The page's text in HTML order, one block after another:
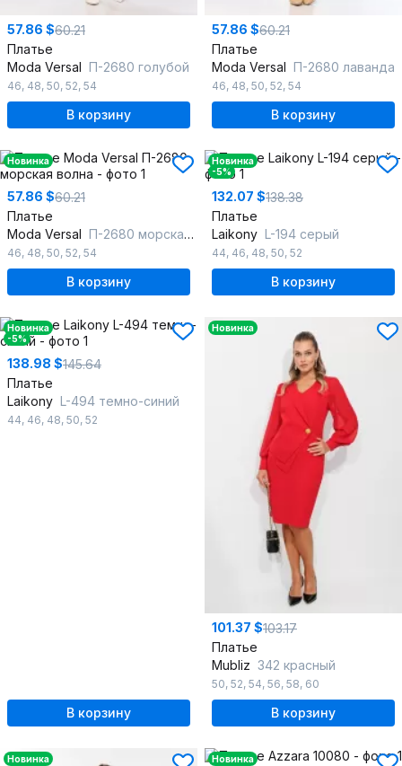
57.86 $60.21
Платье
Moda Versal П-2680 голубой
46, 48, 50, 52, 54
В корзину
57.86 $60.21
Платье
Moda Versal П-2680 лаванда
46, 48, 50, 52, 54
В корзину
Новинка
57.86 $60.21
Платье
Moda Versal П-2680 морская волна
46, 48, 50, 52, 54
В корзину
Новинка
-5%
132.07 $138.38
Платье
Laikony L-194 серый
44, 46, 48, 50, 52
В корзину
Новинка
-5%
138.98 $145.64
Платье
Laikony L-494 темно-синий
44, 46, 48, 50, 52
В корзину
Новинка
101.37 $103.17
Платье
Mubliz 342 красный
50, 52, 54, 56, 58, 60
В корзину
Новинка Новинка